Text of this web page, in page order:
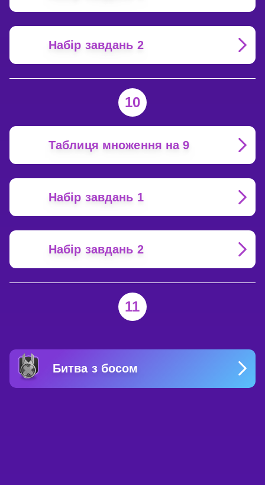
Набір завдань 2
10
Таблиця множення на 9
Набір завдань 1
Набір завдань 2
11
Битва з босом